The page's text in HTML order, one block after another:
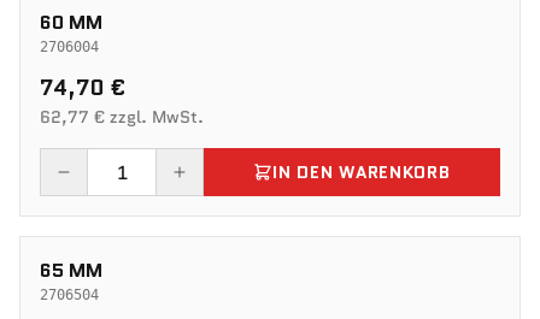
60 MM
2706004
74,70 €
62,77 € zzgl. MwSt.
IN DEN WARENKORB
65 MM
2706504